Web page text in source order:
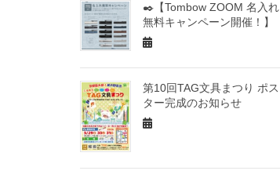
✒️【Tombow ZOOM 名入れ
無料キャンペーン開催！】
第10回TAG文具まつり ポス
ター完成のお知らせ